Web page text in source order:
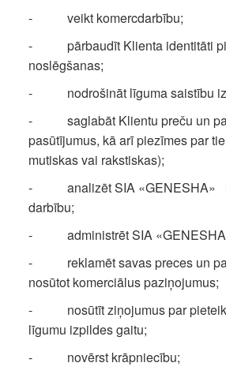
- veikt komercdarbību;
- pārbaudīt Klienta identitāti
noslēgšanas;
- nodrošināt līguma saistību
- saglabāt Klientu preču un
pasūtījumus, kā arī piezīmes par
mutiskas vai rakstiskas);
- analizēt SIA «GENESHA»
darbību;
- administrēt SIA
- reklamēt savas preces un
nosūtot komerciālus paziņojumus;
- nosūtīt ziņojumus par
līgumu izpildes gaitu;
- novērst krāpniecību;